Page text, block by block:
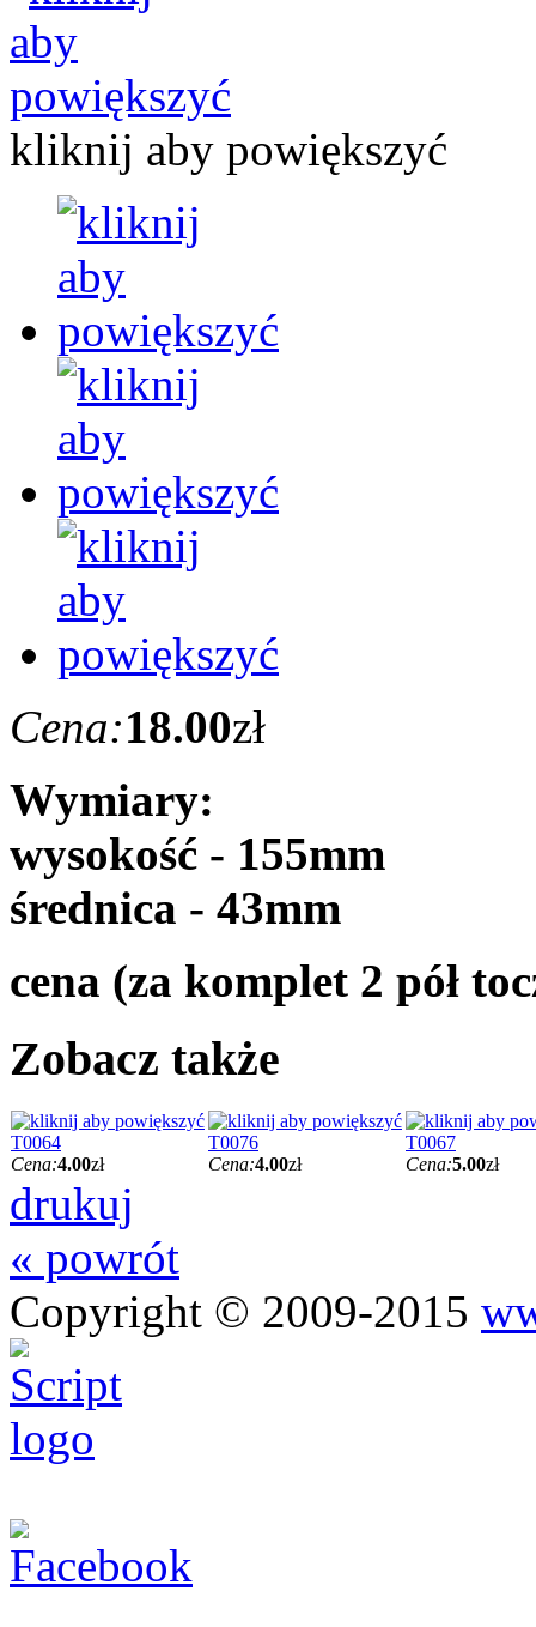
kliknij aby powiększyć
Cena:18.00zł
Wymiary:
wysokość - 155mm
średnica - 43mm
cena (za komplet 2 pół
Zobacz także
T0064
Cena:4.00zł
T0076
Cena:4.00zł
T0067
Cena:5.00zł
drukuj
« powrót
Copyright © 2009-2015